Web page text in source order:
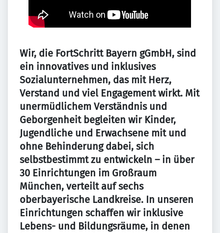
Wir, die FortSchritt Bayern gGmbH, sind
ein innovatives und inklusives
Sozialunternehmen, das mit Herz,
Verstand und viel Engagement wirkt. Mit
unermüdlichem Verständnis und
Geborgenheit begleiten wir Kinder,
Jugendliche und Erwachsene mit und
ohne Behinderung dabei, sich
selbstbestimmt zu entwickeln – in über
30 Einrichtungen im Großraum
München, verteilt auf sechs
oberbayerische Landkreise. In unseren
Einrichtungen schaffen wir inklusive
Lebens- und Bildungsräume, in denen